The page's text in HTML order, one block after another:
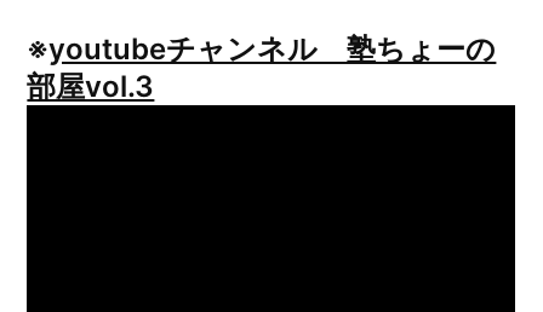
※youtubeチャンネル 塾ちょーの
部屋vol.3